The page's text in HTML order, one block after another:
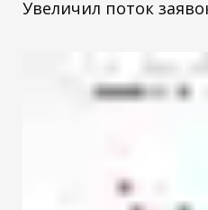
Увеличил поток